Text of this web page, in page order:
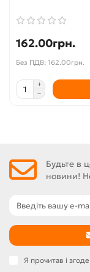
162.00грн.
Без ПДВ: 162.00грн.
Будьте в
новини!
Я прочитав і